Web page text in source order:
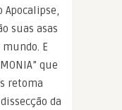
Apocalipse,
suas asas
E
que
retoma
da